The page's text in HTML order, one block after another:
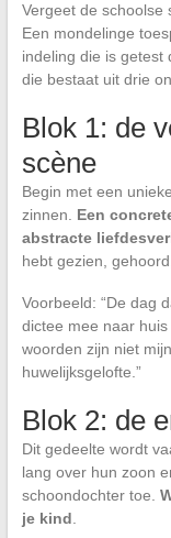
Vergeet de schoolse
Een mondelinge
indeling die is getest
die bestaat uit drie
Blok 1: de
scène
Begin met een
zinnen. Een
abstracte
hebt gezien,
Voorbeeld: “De dag
dictee mee naar huis
woorden zijn niet
huwelijksgelofte.”
Blok 2: de
Dit gedeelte wordt
lang over hun zoon
schoondochter toe.
je kind